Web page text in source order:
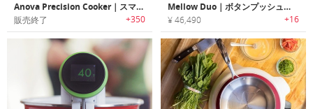
Anova Precision Cooker｜スマホで真空調理
販売終了 +350
Mellow Duo｜ボタンプッシュで調理可能な真空調理器「メローデュオ」
¥ 46,490 +16